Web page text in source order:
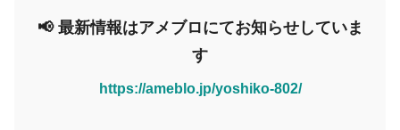
📢 最新情報はアメブロにてお知らせしていま
す
https://ameblo.jp/yoshiko-802/